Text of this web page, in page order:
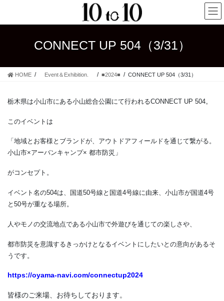
テ
ス
ゲ
ン
CONNECT UP 504（3/31）
HOME Event＆Exhibition. ■2024■ CONNECT UP 504（3/31）
栃木県は小山市にある小山総合公園にて行われるCONNECT UP 504。
このイベントは
「 地域とお客様とブランドが、アウトドアフィールドを通じて繋がる。
小山市×アーバンキャンプ× 都市防災 」
がコンセプト。
イベント名の504は、国道50号線と国道4号線に由来、小山市が国道4号
と50号が重なる場所。
人やモノの交流地点である小山市で外遊びを通じての楽しさや、
都市防災を意識するきっかけとなるイベントにしたいとの意向があるそ
うです。
https://oyama-navi.com/connectup2024
皆様のご来場、お待ちしております。